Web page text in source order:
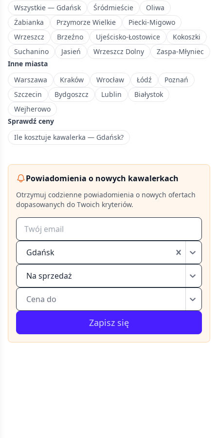
plażą
i
terenami
rekreacyjnymi.
Wszystkie — Gdańsk
Śródmieście
Oliwa
Żabianka
Przymorze Wielkie
Piecki-Migowo
Wrzeszcz
Brzeźno Ujeścisko-Łostowice
Kokoszki
Suchanino
Jasień Wrzeszcz Dolny
Zaspa-Młyniec
Inne miasta
Warszawa
Kraków Wrocław Łódź
Poznań
Szczecin
Bydgoszcz Lublin
Białystok
Wejherowo
Sprawdź ceny
Ile kosztuje kawalerka — Gdańsk?
Powiadomienia o nowych kawalerkach
Otrzymuj codzienne powiadomienia o nowych ofertach
dopasowanych do Twoich kryteriów.
Gdańsk
Na sprzedaż
Cena do
Zapisz się